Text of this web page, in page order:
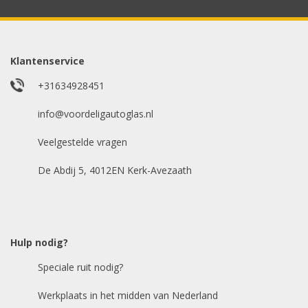
Model auto
E-mailadres *
Klantenservice
+31634928451
info@voordeligautoglas.nl
Veelgestelde vragen
De Abdij 5, 4012EN Kerk-Avezaath
Hulp nodig?
Speciale ruit nodig?
Werkplaats in het midden van Nederland